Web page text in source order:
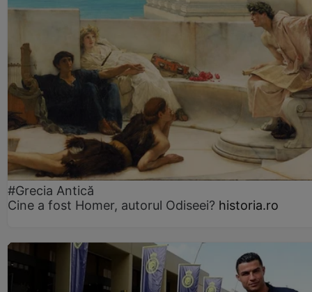
#Grecia Antică
Cine a fost Homer, autorul Odiseei? historia.ro